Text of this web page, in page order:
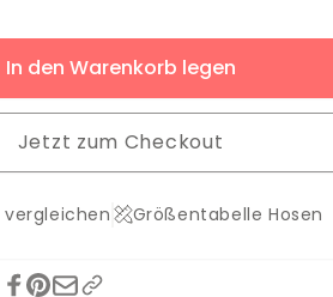
In den Warenkorb legen
Jetzt zum Checkout
Größentabelle Hosen